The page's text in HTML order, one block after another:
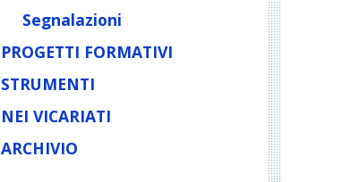
Segnalazioni
PROGETTI FORMATIVI
STRUMENTI
NEI VICARIATI
ARCHIVIO